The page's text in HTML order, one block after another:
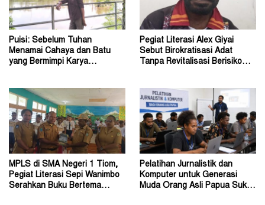
Puisi: Sebelum Tuhan
Menamai Cahaya dan Batu
yang Bermimpi Karya
Pegiat Literasi Alex Giyai
Sebut Birokratisasi Adat
Tanpa Revitalisasi Berisiko
MPLS di SMA Negeri 1 Tiom,
Pegiat Literasi Sepi Wanimbo
Serahkan Buku Bertema
Pelatihan Jurnalistik dan
Komputer untuk Generasi
Muda Orang Asli Papua Suku